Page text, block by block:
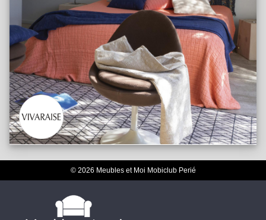
© 2026 Meubles et Moi Mobiclub Perié